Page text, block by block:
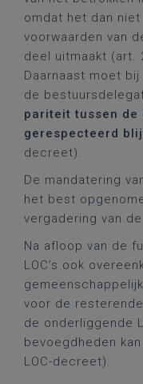
omdat het dan
voorwaarden van
deel uitmaakt (art.
Daarnaast moet
de
pariteit tussen de
gerespecteerd
decreet).
De mandatering
het best
vergadering van
Na afloop van de
LOC’s ook
voor de
de onderliggende
bevoegdheden
LOC-decreet).